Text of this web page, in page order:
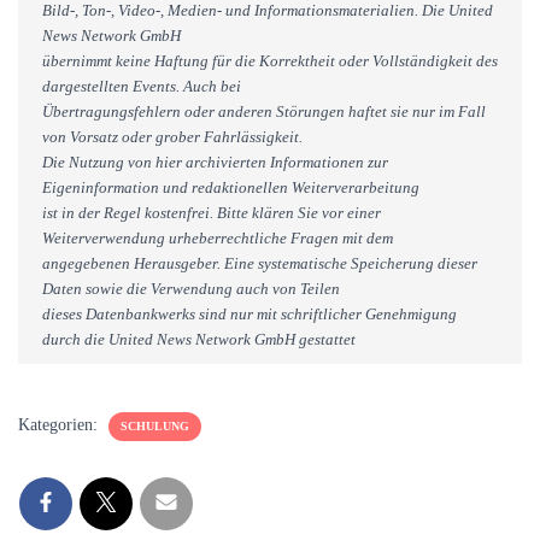
Bild-, Ton-, Video-, Medien- und Informationsmaterialien. Die United
News Network GmbH
übernimmt keine Haftung für die Korrektheit oder Vollständigkeit des
dargestellten Events. Auch bei
Übertragungsfehlern oder anderen Störungen haftet sie nur im Fall
von Vorsatz oder grober Fahrlässigkeit.
Die Nutzung von hier archivierten Informationen zur
Eigeninformation und redaktionellen Weiterverarbeitung
ist in der Regel kostenfrei. Bitte klären Sie vor einer
Weiterverwendung urheberrechtliche Fragen mit dem
angegebenen Herausgeber. Eine systematische Speicherung dieser
Daten sowie die Verwendung auch von Teilen
dieses Datenbankwerks sind nur mit schriftlicher Genehmigung
durch die United News Network GmbH gestattet
Kategorien: SCHULUNG